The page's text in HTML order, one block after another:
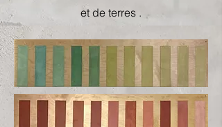
et de terres .